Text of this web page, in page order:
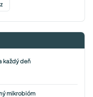
každý deň
mikrobióm